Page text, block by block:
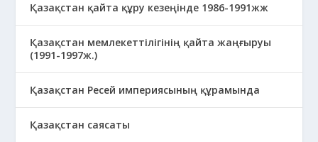
Қазақстан қайта құру кезеңінде 1986-1991жж
Қазақстан мемлекеттілігінің қайта жаңғыруы
(1991-1997ж.)
Қазақстан Ресей империясының құрамында
Қазақстан саясаты